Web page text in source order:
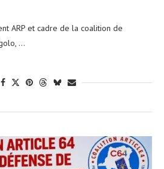
ARP et cadre de la coalition de
…